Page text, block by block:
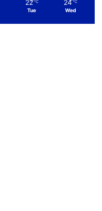
22 ℃
Tue
24 ℃
Wed